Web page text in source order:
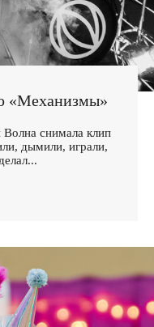
«Механизмы»
Волна снимала клип
дымили, играли,